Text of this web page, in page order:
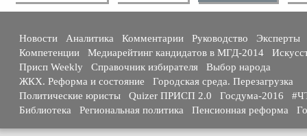
Новости Аналитика Комментарии Руководство
Эксперты
Компетенции
Медиарейтинг кандидатов в МГД-2014
Присп Weekly
Справочник избирателя
Выбор народа
ЖКХ. Реформа и состояние
Городская среда. Перезагрузка
Политические юристы
Quizer ПРИСП 2.0 Госдума-2016
Библиотека
Региональная политика Пенсионная реформа